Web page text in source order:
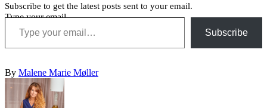
Subscribe to get the latest posts sent to your email.
Type your email…
Subscribe
By Malene Marie Møller